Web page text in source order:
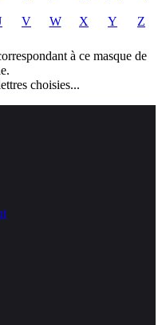
V W X Y Z
à ce masque de
choisies...